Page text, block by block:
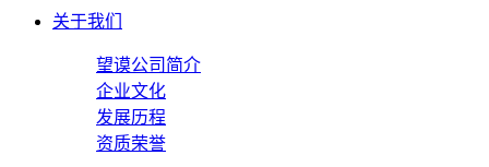
关于我们
望谟公司简介
企业文化
发展历程
资质荣誉